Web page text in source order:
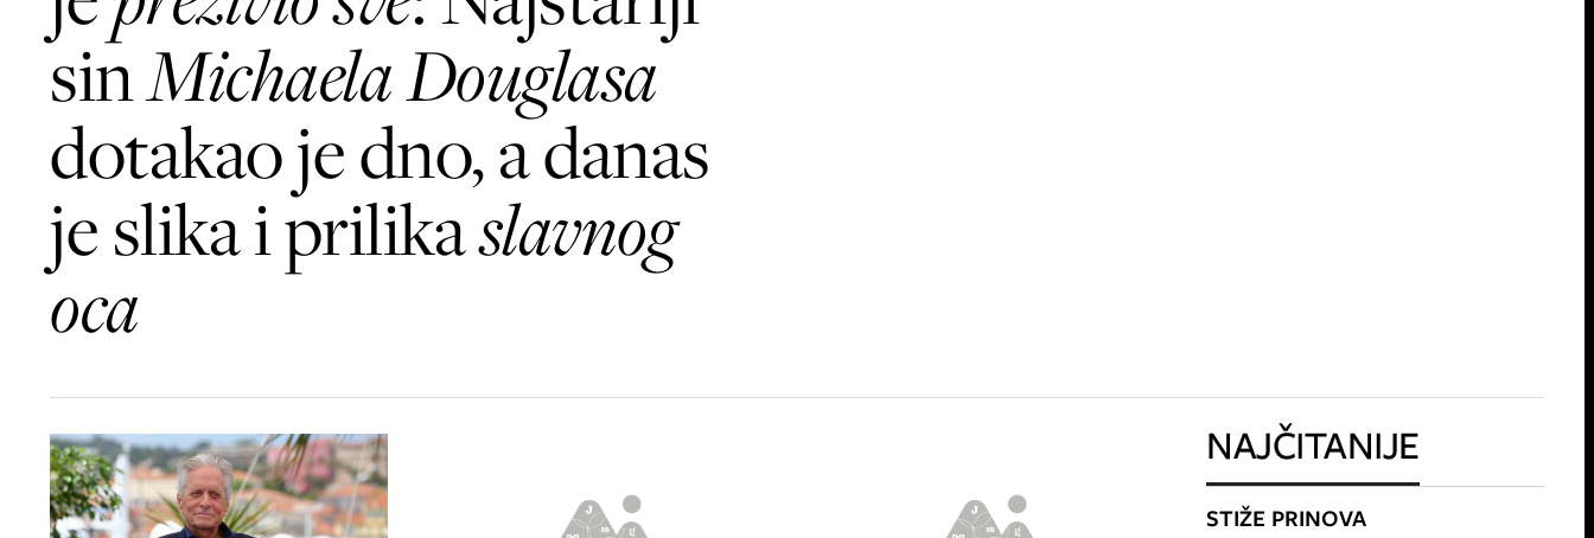
sinMichaela Douglasa
dotakao je dno, a danas
je slika i prilikaslavnog
oca
NAJČITANIJE
STIŽE PRINOVA